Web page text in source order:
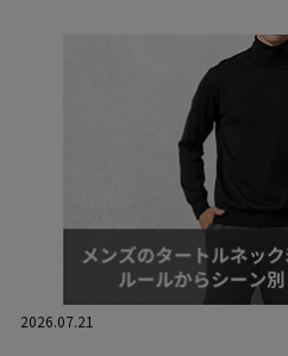
2026.07.21